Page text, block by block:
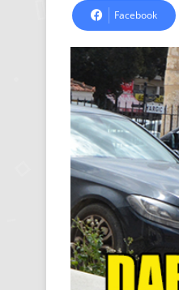
Facebook